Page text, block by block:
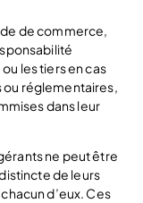
de commerce,
les tiers en cas
ou réglementaires,
dans leur
ne peut être
de leurs
d’eux. Ces